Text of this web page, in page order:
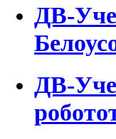
ДВ-
ДВ-